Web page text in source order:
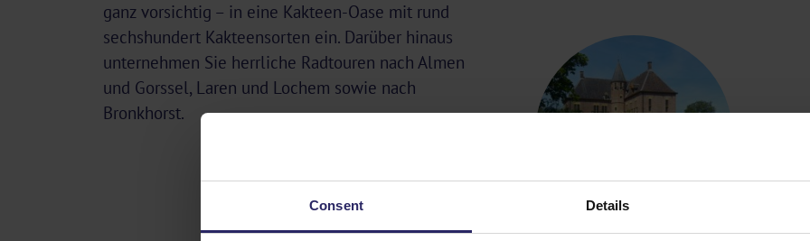
Consent Details
ganz vorsichtig – in eine Kakteen-Oase mit rund
sechshundert Kakteensorten ein. Darüber hinaus
unternehmen Sie herrliche Radtouren nach Almen
und Gorssel, Laren und Lochem sowie nach
Bronkhorst.